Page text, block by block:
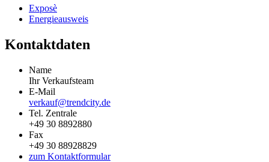
Exposè
Energieausweis
Kontaktdaten
Name
Ihr Verkaufsteam
E-Mail
verkauf@trendcity.de
Tel. Zentrale
+49 30 8892880
Fax
+49 30 88928829
zum Kontaktformular